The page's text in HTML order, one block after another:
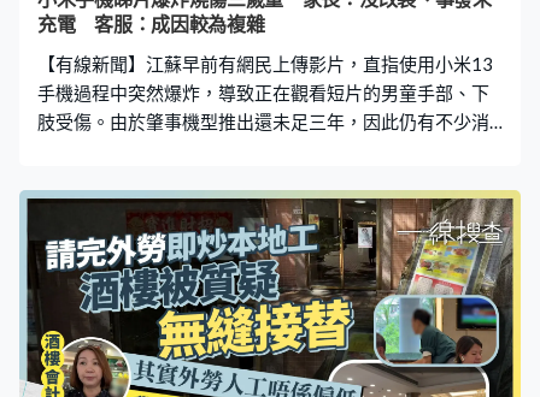
罪和虐待罪，決定執行死刑。至於生父劉某判處有期徒刑
訴，法院於
充電 客服：成因較為複雜
【有線新聞】江蘇早前有網民上傳影片，直指使用小米13
手機過程中突然爆炸，導致正在觀看短片的男童手部、下
肢受傷。由於肇事機型推出還未足三年，因此仍有不少消
隨即爆炸 手腳皮膚燻黑潰爛 據內地傳媒報道，事主在本
月7日上傳影片，可見一名男童坐在沙發上使用手機觀看視
頻，手機突然發出火光並伴隨爆炸聲。「小孩子剛玩著
呢，突然就爆炸了。」當事人稱涉事手機為小米13型號，
已正常使用一年多，期間無維修記錄，也未出現任何問
題，事發時手機沒有在充電。另據病歷顯示男童左手、下
肢燒傷，「部分皮膚燻黑，部分水皰破潰，腐皮局部脫